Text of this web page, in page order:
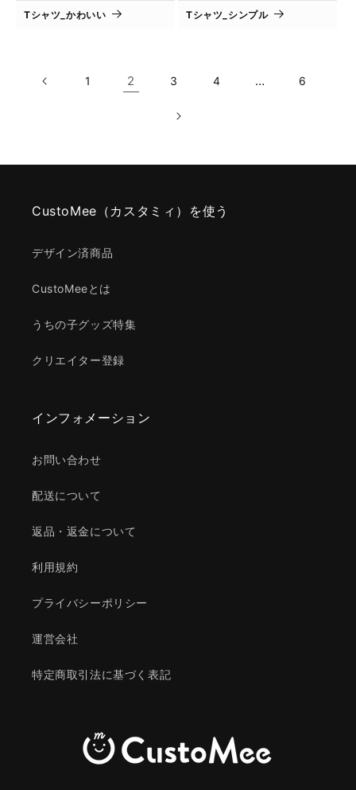
Tシャツ_かわいい Tシャツ_シンプル
1 2 3 4 … 6
CustoMee（カスタミィ）を使う
デザイン済商品
CustoMeeとは
うちの子グッズ特集
クリエイター登録
インフォメーション
お問い合わせ
配送について
返品・返金について
利用規約
プライバシーポリシー
運営会社
特定商取引法に基づく表記